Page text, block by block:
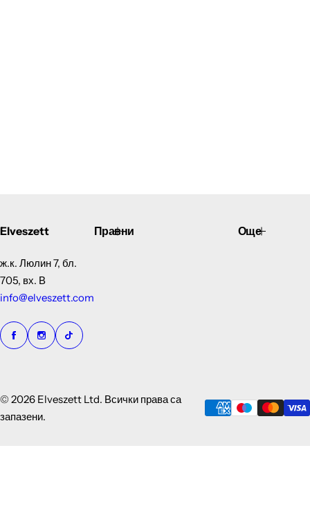
Elveszett
ж.к. Люлин 7, бл.
705, вх. В
info@elveszett.com
Правни Още
© 2026 Elveszett Ltd. Всички права са
запазени.